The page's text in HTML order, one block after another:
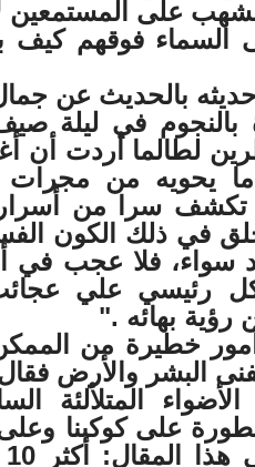
على المستمعين
السماء فوقهم كيف
بالحديث عن
بالنجوم في ليلة
لطالما أردت
ما يحويه من
سرا من أسرارها
في ذلك الكون
فلا عجب في
رئيسي علي
رؤية بهائه ."
وتحدث عن 10 أمور خطيرة
البشر والأرض
المتلألئة
على كوكبنا